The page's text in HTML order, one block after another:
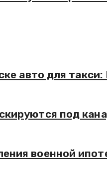
авто для
под
военной